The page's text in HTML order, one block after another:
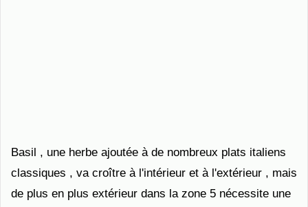
Basil , une herbe ajoutée à de nombreux plats italiens
classiques , va croître à l'intérieur et à l'extérieur , mais
de plus en plus extérieur dans la zone 5 nécessite une